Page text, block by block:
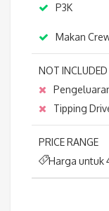
P3K
Makan
NOT INCLUDED
Tipping
PRICE RANGE
Harga untuk